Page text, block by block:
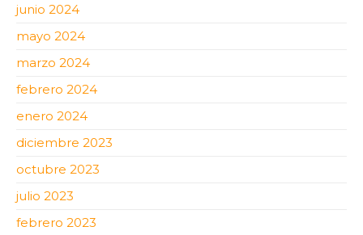
junio 2024
mayo 2024
marzo 2024
febrero 2024
enero 2024
diciembre 2023
octubre 2023
julio 2023
febrero 2023